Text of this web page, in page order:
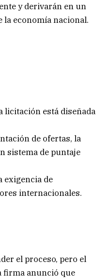
y derivarán en un
la economía nacional.
licitación está diseñada
de ofertas, la
sistema de puntaje
exigencia de
internacionales.
el proceso, pero el
firma anunció que